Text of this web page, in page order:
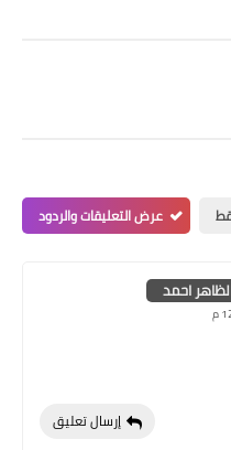
عرض التعليقات والردود
احمد
إرسال تعليق